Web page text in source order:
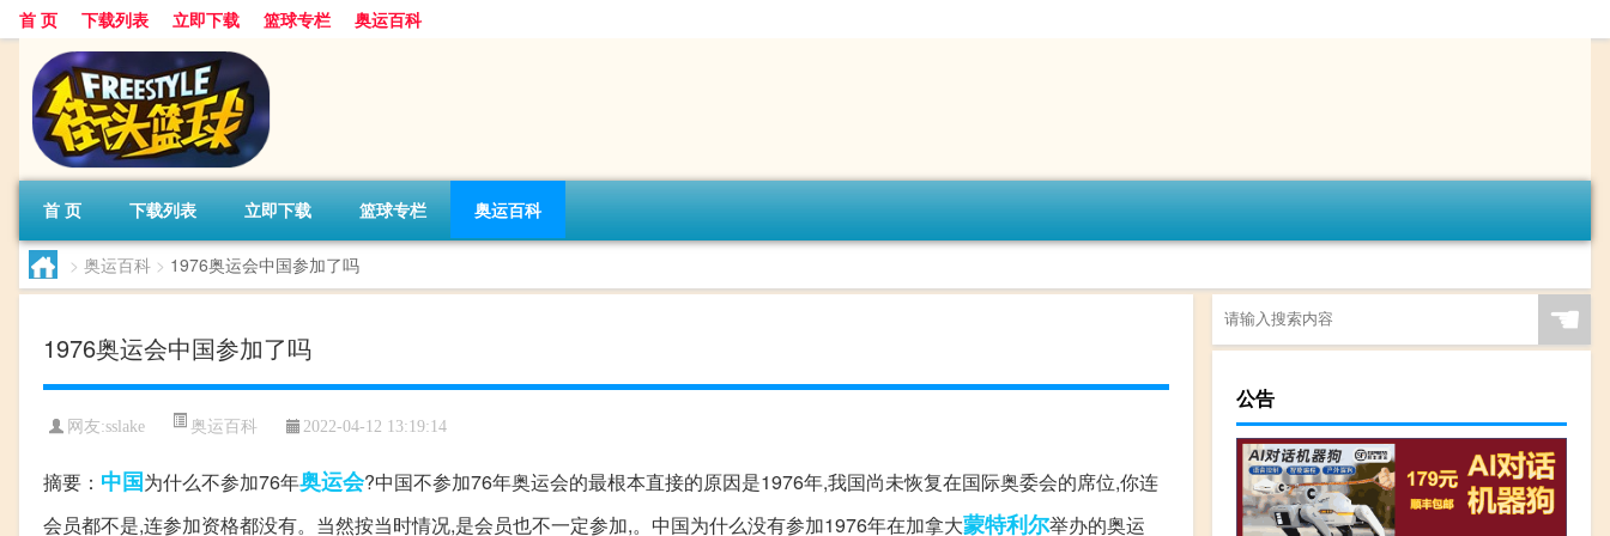
首 页 下载列表 立即下载 篮球专栏 奥运百科
首 页 下载列表 立即下载 篮球专栏 奥运百科
> 奥运百科 > 1976奥运会中国参加了吗
1976奥运会中国参加了吗
网友:sslake 奥运百科 2022-04-12 13:19:14
摘要： 中国为什么不参加76年奥运会?中国不参加76年奥运会的最根本直接的原因是1976年,我国尚未恢复在国际奥委会的席位,你连
会员都不是,连参加资格都没有。当然按当时情况,是会员也不一定参加,。中国为什么没有参加1976年在加拿大蒙特利尔举办的奥运
☚
公告